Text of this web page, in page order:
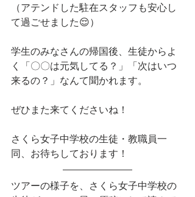
（アテンドした駐在スタッフも安心し
て過ごせました😌）
学生のみなさんの帰国後、生徒からよ
く「〇〇は元気してる？」「次はいつ
来るの？」なんて聞かれます。
ぜひまた来てくださいね！
さくら女子中学校の生徒・教職員一
同、お待ちしております！
ツアーの様子を、さくら女子中学校の